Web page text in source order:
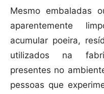
Mesmo embaladas
aparentemente
acumular poeira,
utilizados na
presentes no
pessoas que